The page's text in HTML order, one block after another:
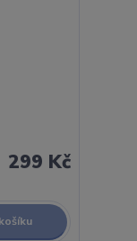
299 Kč